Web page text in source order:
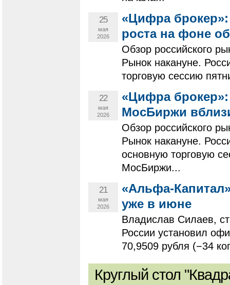
25
мая
2026
«Цифра
роста на фоне
Обзор российского
Рынок накануне.
торговую сессию
22
мая
2026
«Цифра
МосБиржи
Обзор российского
Рынок накануне.
основную торговую
МосБиржи...
21
мая
2026
«Альфа-
уже в июне
Владислав Силаев,
России установил
70,9509 рубля (−34
Круглый стол